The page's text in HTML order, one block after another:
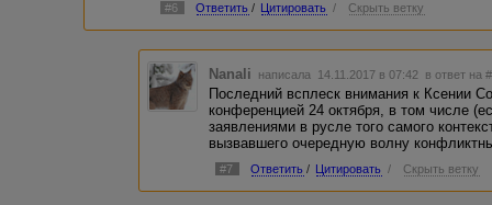
#6 Ответить / Цитировать / Скрыть ветку
Nanali написала 14.11.2017 в 07:42 в ответ на
Последний всплеск внимания к Ксении
конференцией 24 октября, в том числе
заявлениями в русле того самого
вызвавшего очередную волну
#7 Ответить / Цитировать / Скрыть ветку